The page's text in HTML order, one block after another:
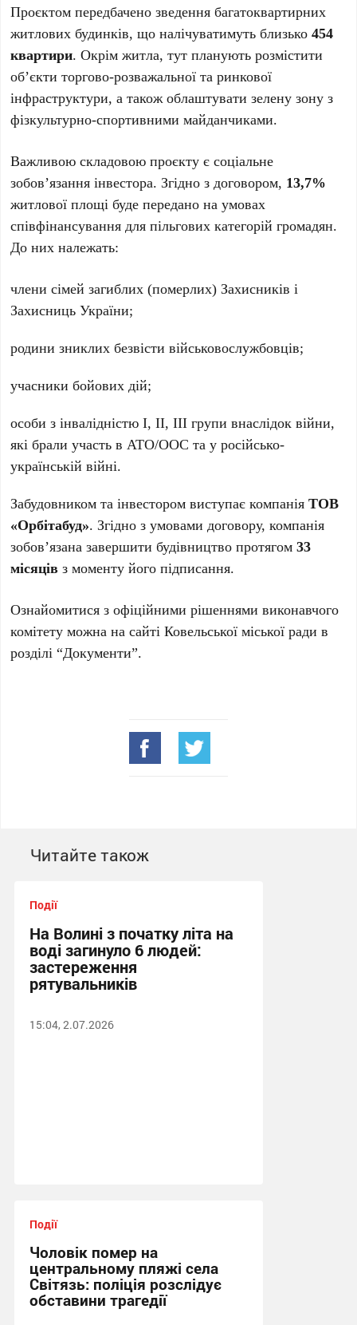
Проєктом передбачено зведення багатоквартирних
житлових будинків, що налічуватимуть близько454
квартири. Окрім житла, тут планують розмістити
об’єкти торгово-розважальної та ринкової
інфраструктури, а також облаштувати зелену зону з
фізкультурно-спортивними майданчиками.
Важливою складовою проєкту є соціальне
зобов’язання інвестора. Згідно з договором, 13,7%
житлової площі буде передано на умовах
співфінансування для пільгових категорій громадян.
До них належать:
члени сімей загиблих (померлих) Захисників і
Захисниць України;
родини зниклих безвісти військовослужбовців;
учасники бойових дій;
особи з інвалідністю І, ІІ, ІІІ групи внаслідок війни,
які брали участь в АТО/ООС та у російсько-
українській війні.
Забудовником та інвестором виступає компаніяТОВ
«Орбітабуд». Згідно з умовами договору, компанія
зобов’язана завершити будівництво протягом33
місяців з моменту його підписання.
Ознайомитися з офіційними рішеннями виконавчого
комітету можна на сайті Ковельської міської ради в
розділі “Документи”.
Читайте також
Події
На Волині з початку літа на
воді загинуло 6 людей:
застереження
рятувальників
15:04, 2.07.2026
Події
Чоловік помер на
центральному пляжі села
Світязь: поліція розслідує
обставини трагедії